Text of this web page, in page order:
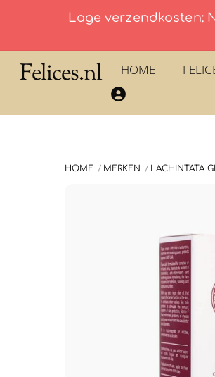
Lage verzendkosten:
Felices.nl HOME
HOME MERKEN LACHINTATA